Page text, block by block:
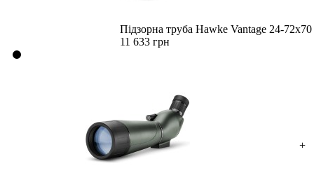
Підзорна труба Hawke Vantage 24-
11 633 грн
+